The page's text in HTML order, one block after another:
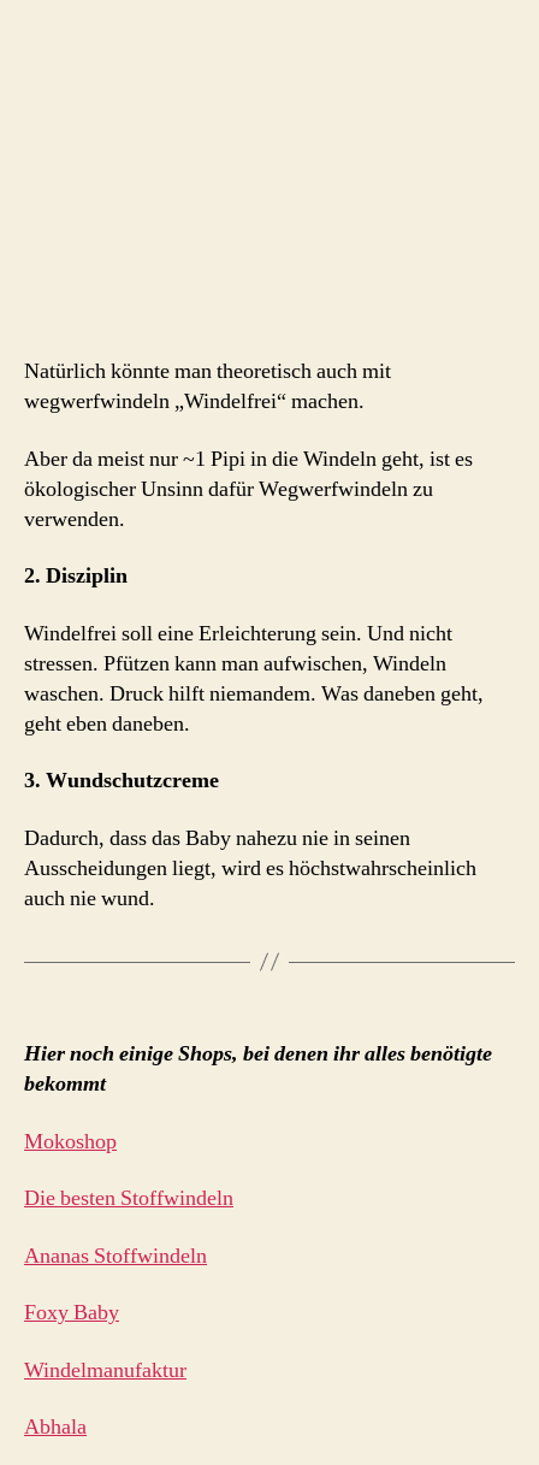
Natürlich könnte man theoretisch auch mit
wegwerfwindeln „Windelfrei“ machen.
Aber da meist nur ~1 Pipi in die Windeln geht, ist es
ökologischer Unsinn dafür Wegwerfwindeln zu
verwenden.
2. Disziplin
Windelfrei soll eine Erleichterung sein. Und nicht
stressen. Pfützen kann man aufwischen, Windeln
waschen. Druck hilft niemandem. Was daneben geht,
geht eben daneben.
3. Wundschutzcreme
Dadurch, dass das Baby nahezu nie in seinen
Ausscheidungen liegt, wird es höchstwahrscheinlich
auch nie wund.
Hier noch einige Shops, bei denen ihr alles benötigte
bekommt
Mokoshop
Die besten Stoffwindeln
Ananas Stoffwindeln
Foxy Baby
Windelmanufaktur
Abhala